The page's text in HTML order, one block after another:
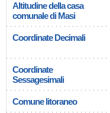
Altitudine della casa
comunale di Masi
Coordinate Decimali
Coordinate
Sessagesimali
Comune litoraneo